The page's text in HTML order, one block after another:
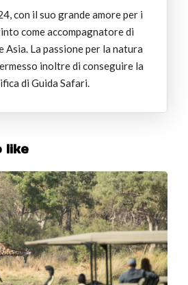
con il suo grande amore per i
come accompagnatore di
Asia. La passione per la natura
inoltre di conseguire la
di Guida Safari.
like